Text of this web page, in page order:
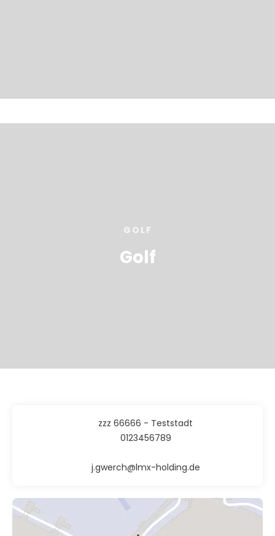
GOLF
Golf
zzz 66666 - Teststadt
0123456789
j.gwerch@lmx-holding.de